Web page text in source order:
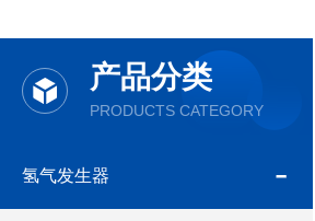
产品分类
PRODUCTS CATEGORY
氢气发生器